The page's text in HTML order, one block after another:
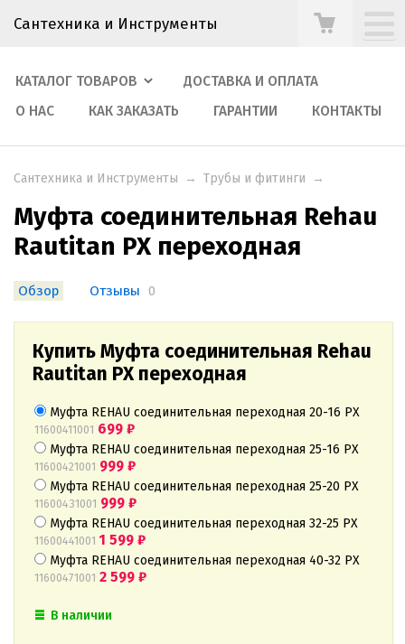
Сантехника и Инструменты
КАТАЛОГ ТОВАРОВ
ДОСТАВКА И ОПЛАТА
О НАС
КАК ЗАКАЗАТЬ ГАРАНТИИ КОНТАКТЫ
Сантехника и Инструменты → Трубы и фитинги →
Муфта соединительная Rehau
Rautitan PX переходная
Обзор Отзывы 0
Купить Муфта соединительная Rehau
Rautitan PX переходная
Муфта REHAU соединительная переходная 20-16 PX
11600411001 699 ₽
Муфта REHAU соединительная переходная 25-16 PX
11600421001 999 ₽
Муфта REHAU соединительная переходная 25-20 PX
11600431001 999 ₽
Муфта REHAU соединительная переходная 32-25 PX
11600441001 1 599 ₽
Муфта REHAU соединительная переходная 40-32 PX
11600471001 2 599 ₽
В наличии